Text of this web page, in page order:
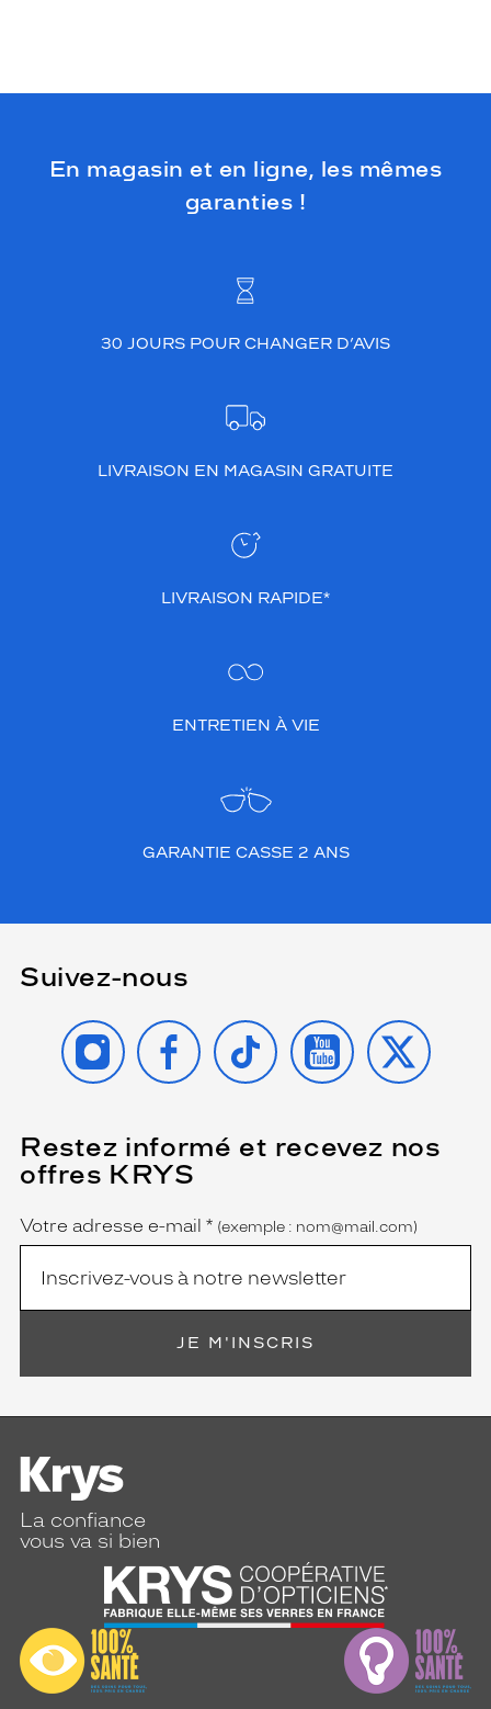
En magasin et en ligne, les mêmes
garanties !
30 JOURS POUR CHANGER D’AVIS
LIVRAISON EN MAGASIN GRATUITE
LIVRAISON RAPIDE*
ENTRETIEN À VIE
GARANTIE CASSE 2 ANS
Suivez-nous
INSTAGRAMFACEBOOK
TIKTOK YOUTUBE
X
Restez informé et recevez nos
offres KRYS
Name
Votre adresse e-mail *
(Ce
champ
est
obligatoire)
(exemple : nom@mail.com)
JE M'INSCRIS
La confiance
vous va si bien